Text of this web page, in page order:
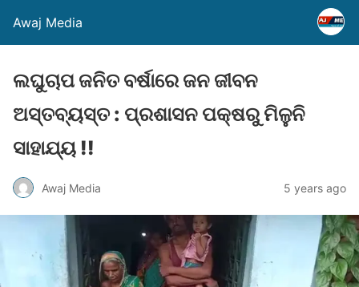
Awaj Media
ଲଘୁଚାପ ଜନିତ ବର୍ଷାରେ ଜନ ଜୀବନ
ଅସ୍ତବ୍ୟସ୍ତ : ପ୍ରଶାସନ ପକ୍ଷରୁ ମିଳୁନି
ସାହାଯ୍ୟ !!
Awaj Media 5 years ago